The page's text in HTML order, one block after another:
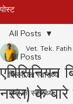
पोस्ट
All Posts
बिल्ली का स्वास्थ्य
कुत्ते का स्वास्थ्य
All Posts
एबिसिनियन
नस्ल) के
Vet. Tek. Fatih